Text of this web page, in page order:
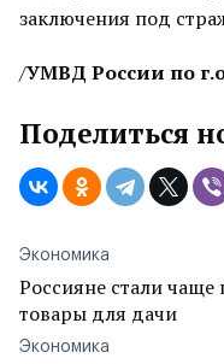
заключения под
/УМВД России по
Поделиться
Экономика
Россияне стали
товары для дачи
Экономика